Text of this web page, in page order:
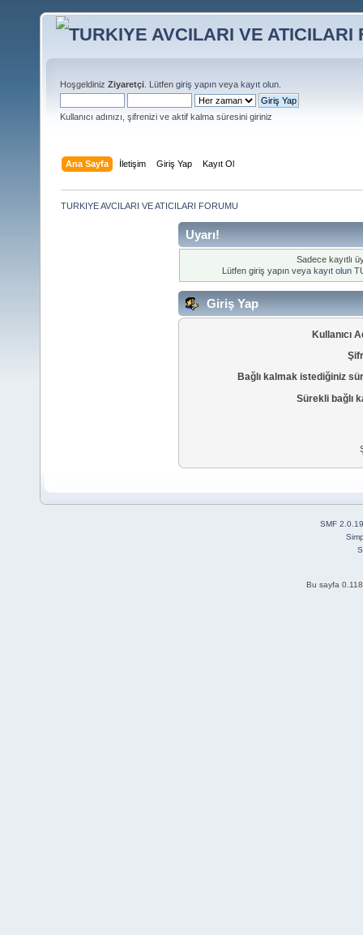
Hoşgeldiniz Ziyaretçi . Lütfen giriş yapın veya kayıt olun
Kullanıcı adınızı, şifrenizi ve aktif kalma süresini giriniz
Ana Sayfa İletişim Giriş Yap Kayıt Ol
TURKIYE AVCILARI VE ATICILARI FORUMU
Uyarı!
Sadece kayıtlı
Lütfen giriş yapın veya kayıt olun
Giriş Yap
Kullanıcı
Bağlı kalmak istediğiniz
Sürekli bağlı
SMF 2.0.19
Bu sayfa